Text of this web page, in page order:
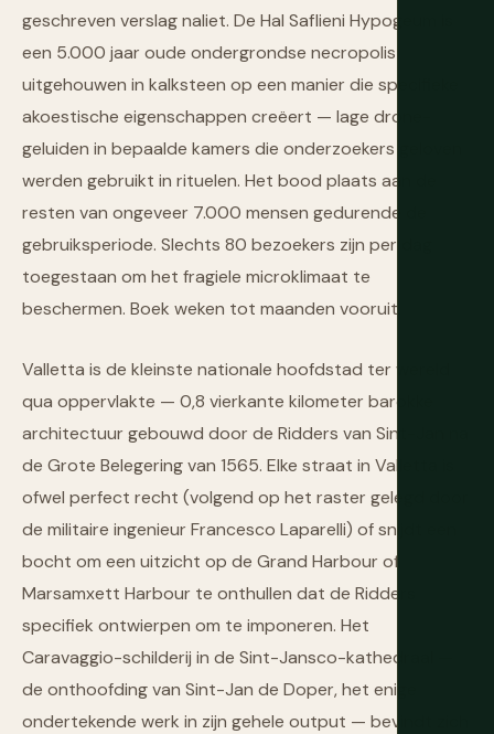
geschreven verslag naliet. De Hal Saflieni Hypogeum is
een 5.000 jaar oude ondergrondse necropolis
uitgehouwen in kalksteen op een manier die specifieke
akoestische eigenschappen creëert — lage drone-
geluiden in bepaalde kamers die onderzoekers geloven
werden gebruikt in rituelen. Het bood plaats aan de
resten van ongeveer 7.000 mensen gedurende de
gebruiksperiode. Slechts 80 bezoekers zijn per dag
toegestaan om het fragiele microklimaat te
beschermen. Boek weken tot maanden vooruit.
Valletta is de kleinste nationale hoofdstad ter wereld
qua oppervlakte — 0,8 vierkante kilometer barokke
architectuur gebouwd door de Ridders van Sint-Jan na
de Grote Belegering van 1565. Elke straat in Valletta is
ofwel perfect recht (volgend op het raster gelegd door
de militaire ingenieur Francesco Laparelli) of snijdt een
bocht om een uitzicht op de Grand Harbour of
Marsamxett Harbour te onthullen dat de Ridders
specifiek ontwierpen om te imponeren. Het
Caravaggio-schilderij in de Sint-Jansco-kathedraal —
de onthoofding van Sint-Jan de Doper, het enige
ondertekende werk in zijn gehele output — bevindt zich